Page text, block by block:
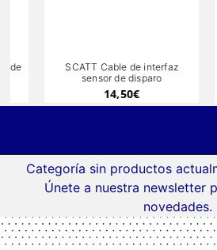
SCATT Cable de interfaz
sensor de disparo
€
Categoría sin productos
Únete a nuestra newsletter
novedades.